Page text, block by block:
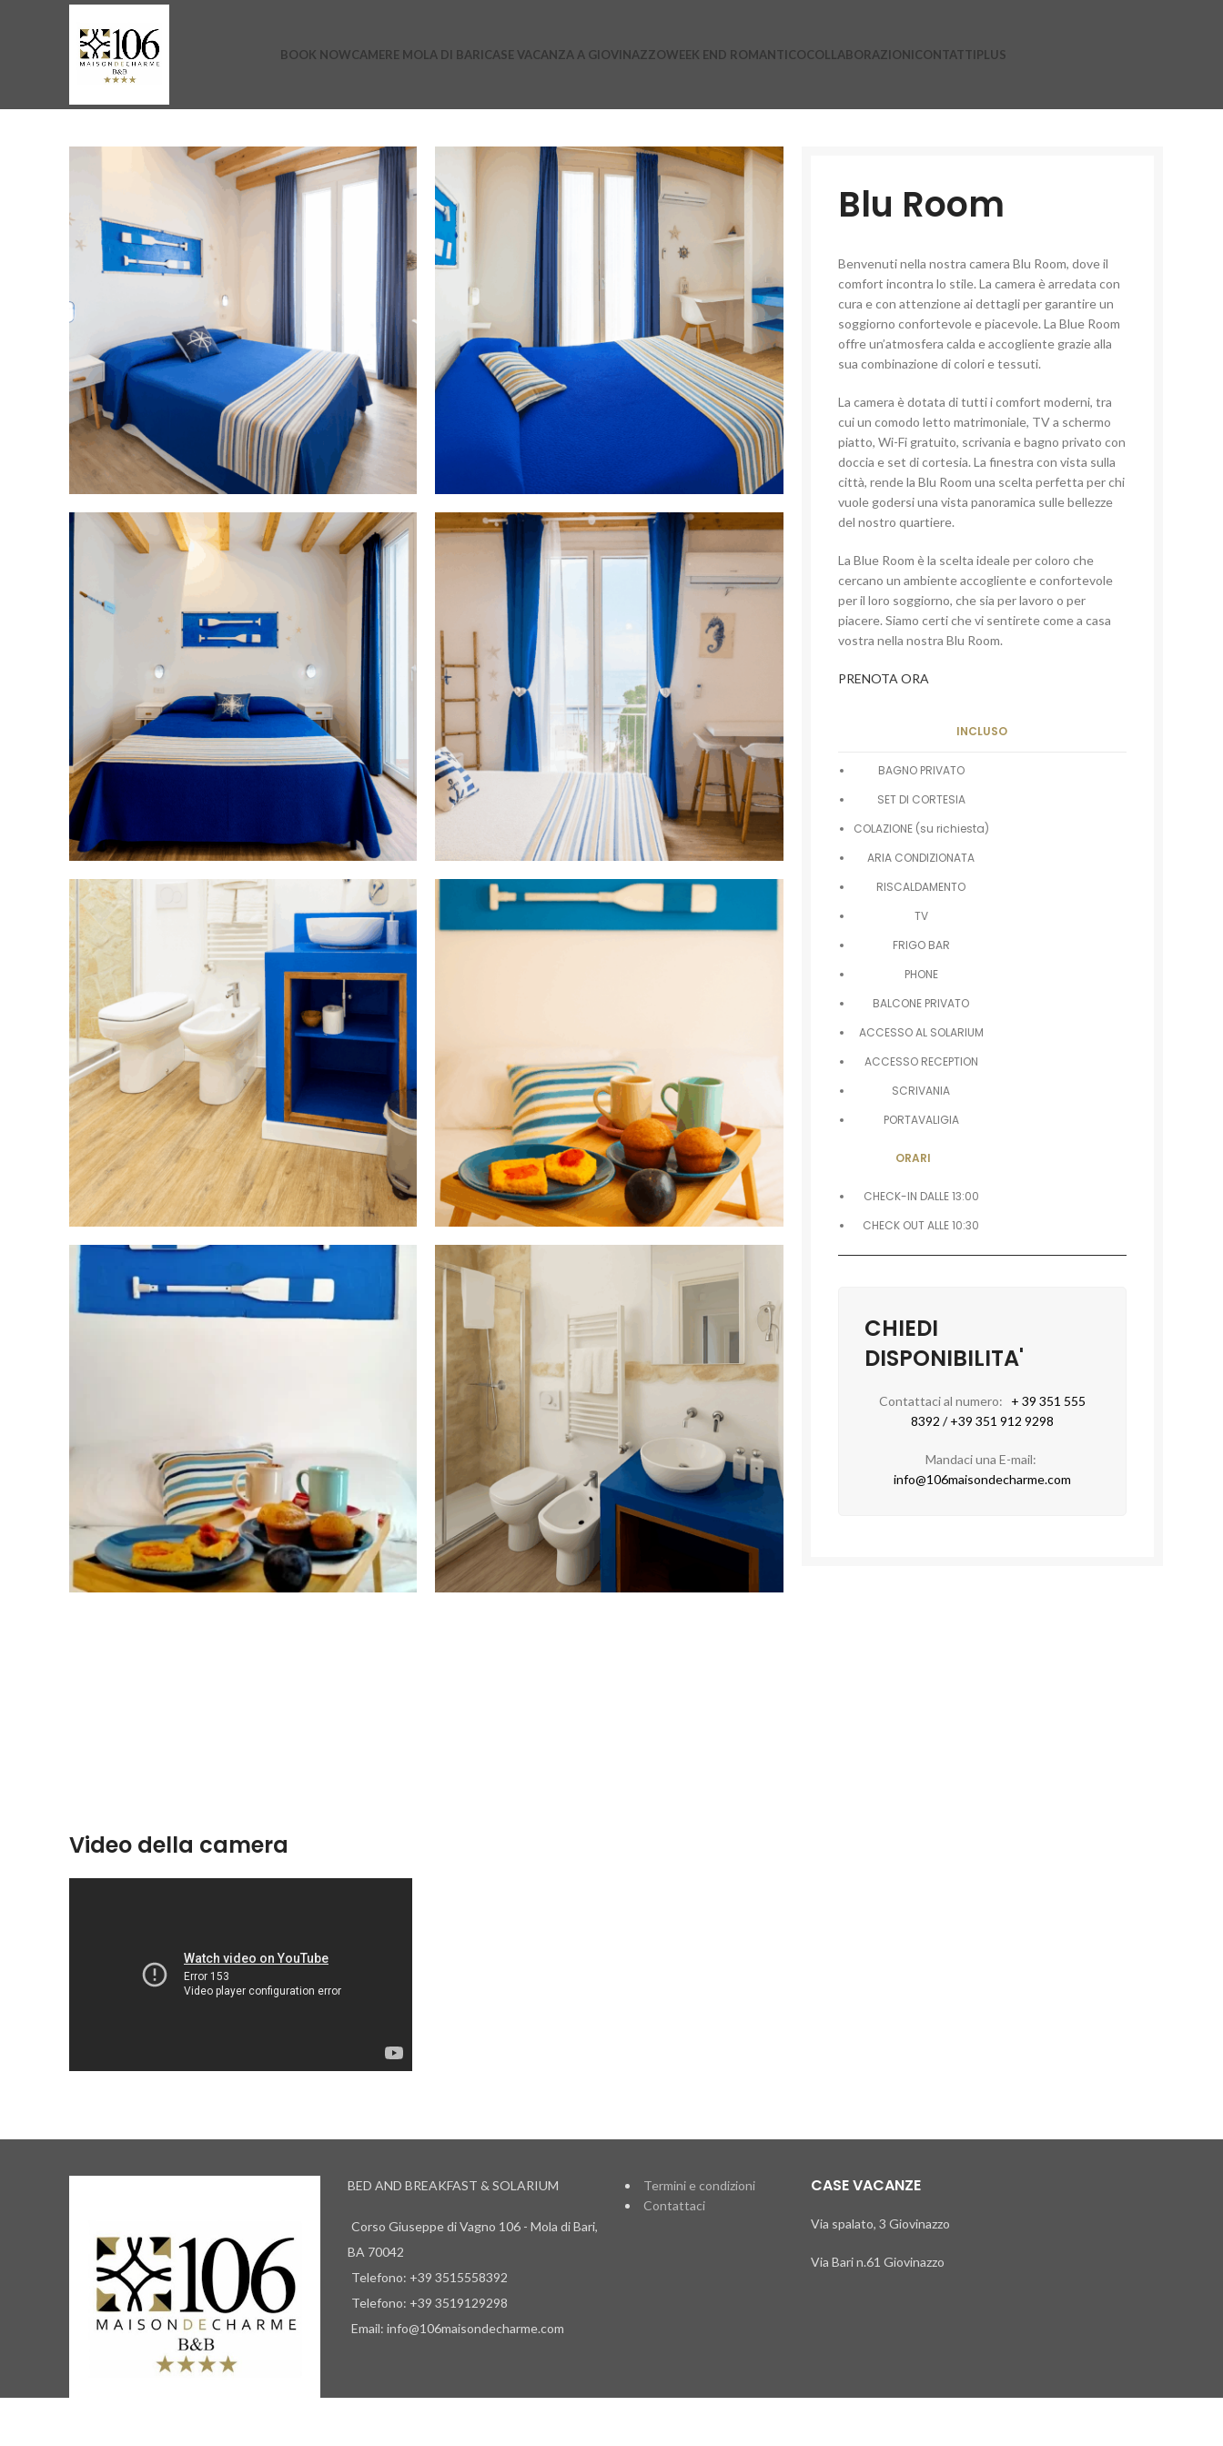
BOOK NOWCAMERE MOLA DI BARICASE VACANZA A GIOVINAZZOWEEK END ROMANTICOCOLLABORAZIONICONTATTIPLUS
Blu Room
Benvenuti nella nostra camera Blu Room, dove il
comfort incontra lo stile. La camera è arredata con
cura e con attenzione ai dettagli per garantire un
soggiorno confortevole e piacevole. La Blue Room
offre un’atmosfera calda e accogliente grazie alla
sua combinazione di colori e tessuti.
La camera è dotata di tutti i comfort moderni, tra
cui un comodo letto matrimoniale, TV a schermo
piatto, Wi-Fi gratuito, scrivania e bagno privato con
doccia e set di cortesia. La finestra con vista sulla
città, rende la Blu Room una scelta perfetta per chi
vuole godersi una vista panoramica sulle bellezze
del nostro quartiere.
La Blue Room è la scelta ideale per coloro che
cercano un ambiente accogliente e confortevole
per il loro soggiorno, che sia per lavoro o per
piacere. Siamo certi che vi sentirete come a casa
vostra nella nostra Blu Room.
PRENOTA ORA
INCLUSO
BAGNO PRIVATO
SET DI CORTESIA
COLAZIONE (su richiesta)
ARIA CONDIZIONATA
RISCALDAMENTO
TV
FRIGO BAR
PHONE
BALCONE PRIVATO
ACCESSO AL SOLARIUM
ACCESSO RECEPTION
SCRIVANIA
PORTAVALIGIA
ORARI
CHECK-IN DALLE 13:00
CHECK OUT ALLE 10:30
CHIEDI
DISPONIBILITA'
Contattaci al numero: + 39 351 555
8392 / +39 351 912 9298
Mandaci una E-mail:
info@106maisondecharme.com
Video della camera
BED AND BREAKFAST & SOLARIUM
Corso Giuseppe di Vagno 106 - Mola di Bari,
BA 70042
Telefono: +39 3515558392
Telefono: +39 3519129298
Email: info@106maisondecharme.com
Termini e condizioni
Contattaci
CASE VACANZE
Via spalato, 3 Giovinazzo
Via Bari n.61 Giovinazzo